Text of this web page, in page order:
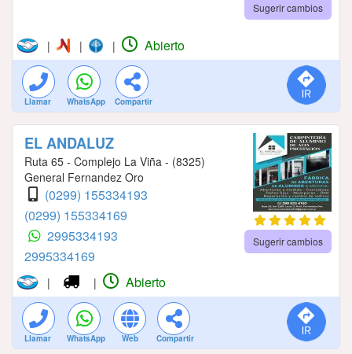
Sugerir cambios
| | | Abierto
Llamar WhatsApp Compartir
EL ANDALUZ
Ruta 65 - Complejo La Viña - (8325)
General Fernandez Oro
(0299) 155334193
(0299) 155334169
2995334193
2995334169
Sugerir cambios
| | Abierto
Llamar WhatsApp Web Compartir